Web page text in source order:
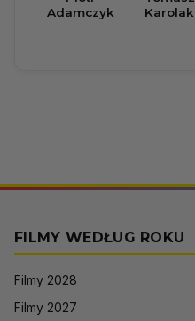
Adamczyk
Karolak
FILMY WEDŁUG ROKU
Filmy 2028
Filmy 2027